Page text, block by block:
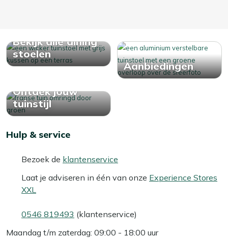
Bekijk alle dining
stoelen
Aanbiedingen
Ontdek jouw
tuinstijl
Hulp & service
Bezoek de klantenservice
Laat je adviseren in één van onze Experience Stores
XXL
0546 819493 (klantenservice)
Maandag t/m zaterdag: 09:00 - 18:00 uur